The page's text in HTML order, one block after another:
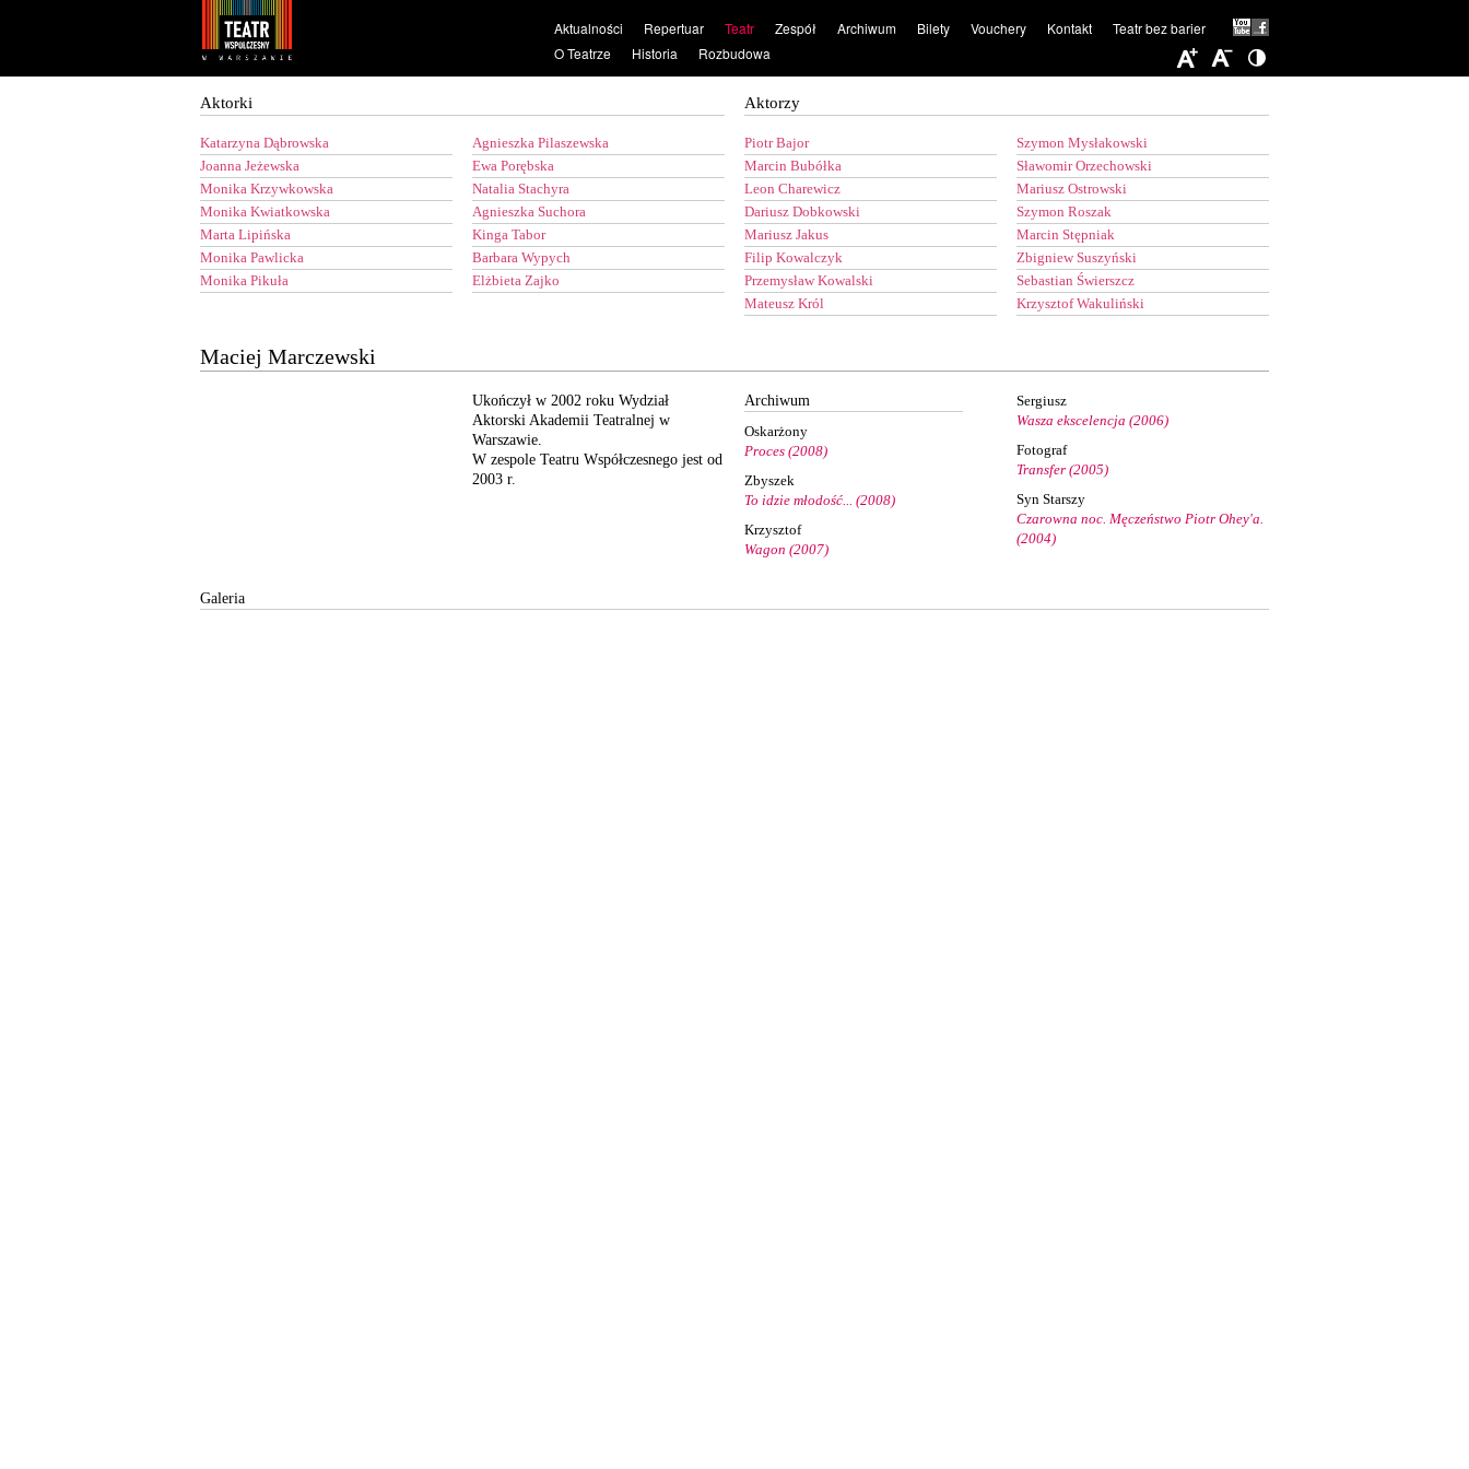
Aktualności Repertuar
Teatr
O Teatrze
Historia Rozbudowa
Zespół Archiwum Bilety Vouchery Kontakt Teatr bez barier
Aktorki
Katarzyna Dąbrowska
Joanna Jeżewska
Monika Krzywkowska
Monika Kwiatkowska
Marta Lipińska
Monika Pawlicka
Monika Pikuła
Agnieszka Pilaszewska
Ewa Porębska
Natalia Stachyra
Agnieszka Suchora
Kinga Tabor
Barbara Wypych
Elżbieta Zajko
Aktorzy
Piotr Bajor
Marcin Bubółka
Leon Charewicz
Dariusz Dobkowski
Mariusz Jakus
Filip Kowalczyk
Przemysław Kowalski
Mateusz Król
Szymon Mysłakowski
Sławomir Orzechowski
Mariusz Ostrowski
Szymon Roszak
Marcin Stępniak
Zbigniew Suszyński
Sebastian Świerszcz
Krzysztof Wakuliński
Maciej Marczewski
Ukończył w 2002 roku Wydział
Aktorski Akademii Teatralnej w
Warszawie.
W zespole Teatru Współczesnego jest od
2003 r.
Archiwum
Oskarżony
Proces (2008)
Zbyszek
To idzie młodość... (2008)
Krzysztof
Wagon (2007)
Sergiusz
Wasza ekscelencja (2006)
Fotograf
Transfer (2005)
Syn Starszy
Czarowna noc. Męczeństwo Piotr Ohey'a.
(2004)
Galeria